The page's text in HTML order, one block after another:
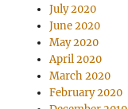
July 2020
June 2020
May 2020
April 2020
March 2020
February 2020